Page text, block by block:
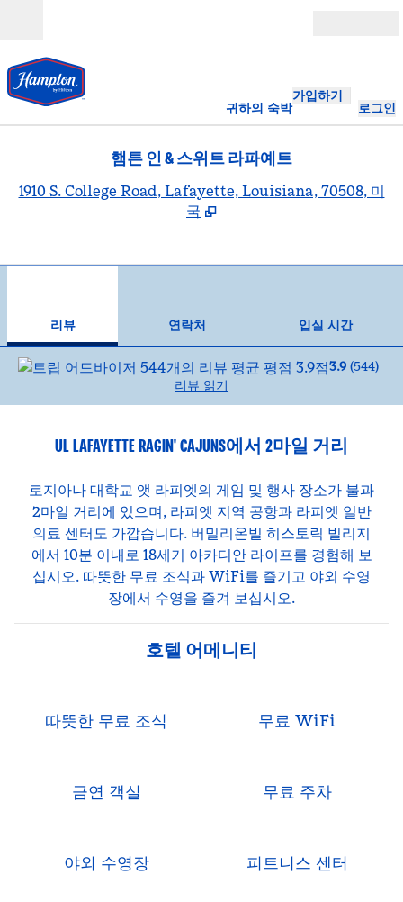
귀하의 숙박
가입하기
로그인
햄튼 인 & 스위트 라파예트
1910 S. College Road, Lafayette, Louisiana, 70508, 미
국
리뷰 연락처
입실 시간
3.9 (544)
리뷰 읽기
UL LAFAYETTE RAGIN' CAJUNS에서 2마일 거리
로지아나 대학교 앳 라피엣의 게임 및 행사 장소가 불과
2마일 거리에 있으며, 라피엣 지역 공항과 라피엣 일반
의료 센터도 가깝습니다. 버밀리온빌 히스토릭 빌리지
에서 10분 이내로 18세기 아카디안 라이프를 경험해 보
십시오. 따뜻한 무료 조식과 WiFi를 즐기고 야외 수영
장에서 수영을 즐겨 보십시오.
호텔 어메니티
따뜻한 무료 조식 무료 WiFi
금연 객실 무료 주차
야외 수영장 피트니스 센터